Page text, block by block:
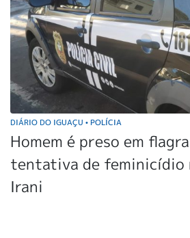
DIÁRIO DO IGUAÇU • POLÍCIA
Homem é preso em
tentativa de feminicídio
Irani